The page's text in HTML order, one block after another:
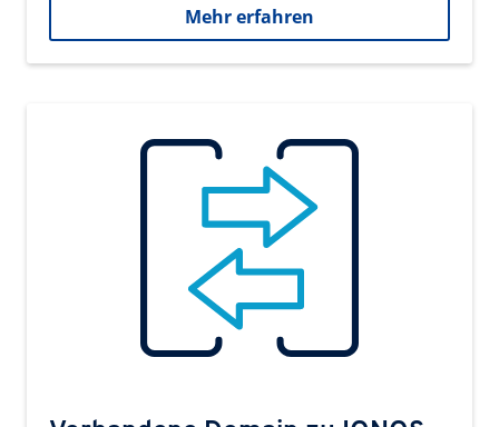
Mehr erfahren